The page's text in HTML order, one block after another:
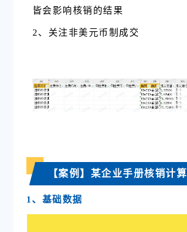
皆会影响核销的结果
2、关注非美元币制成交
【案例】某企业手册核销计算
1、基础数据